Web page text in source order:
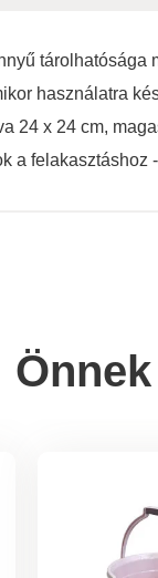
használatra
24 x 24 cm,
a